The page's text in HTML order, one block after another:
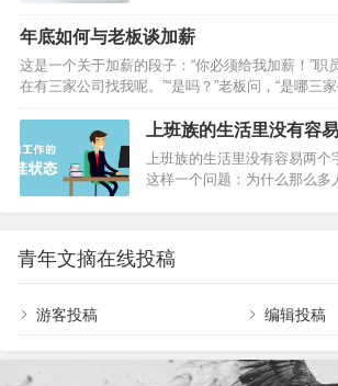
点：1.花10分钟列出当日计划
要紧急 重要非紧急 不重要紧
记录你的时间，进行总结6.学
公的效率，是一个系统性工程
招能救人于水火。而这个系统
建立自己的规则。你可以想象
上班的时候，每天的固定时间
就好像拼图的核心区域已经拼
理每个意外任务的时候，只要
把新任务放进去就行了。而
一个空白的框，和一大堆零散
年底如何与老板谈加薪
这是一个关于加薪的段子：“你必须给我加薪！”职
在有三家公司找我呢。”“是吗？”老板问，“是哪三
电话公司，还有煤气公司。”年底啦，这个段子的
声：物价飞涨，股市下跌，楼价上扬，存款缩水，
来得猛烈些吧。 我有“谈加薪”恐惧症 “加薪，谁不愿意啊？但主动找老板
谈，内心还真有点恐惧。” 相信吗？说这话的江晓已经拥有了近20年的职
场生涯，却从来没有过跟老板主动谈加薪的经验！ 少说多做，是她从小
上班族的生活里没有容
上班族的生活里没有容易两
这样一个问题：为什么那么多
公，唯独不是你自己；在车上
静，抽颗烟，这个躯体属于
我，每次和男朋友吵架了伤心
处，油门一蹬四处晃荡，哭一
去。…
青年文摘在线投稿
游客投稿 编辑投稿